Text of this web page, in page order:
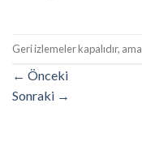
Geri izlemeler kapalıdır, ama
← Önceki
Sonraki →